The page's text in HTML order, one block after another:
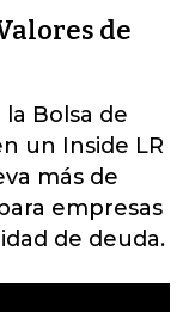
de
Bolsa de
un Inside LR
más de
empresas
de deuda.